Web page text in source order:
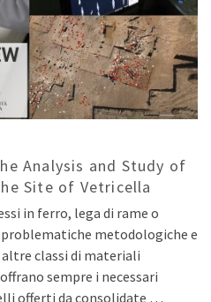
Analysis and Study of
Site of Vetricella
in ferro, lega di rame o
metodologiche e
classi di materiali
sempre i necessari
offerti da consolidate …